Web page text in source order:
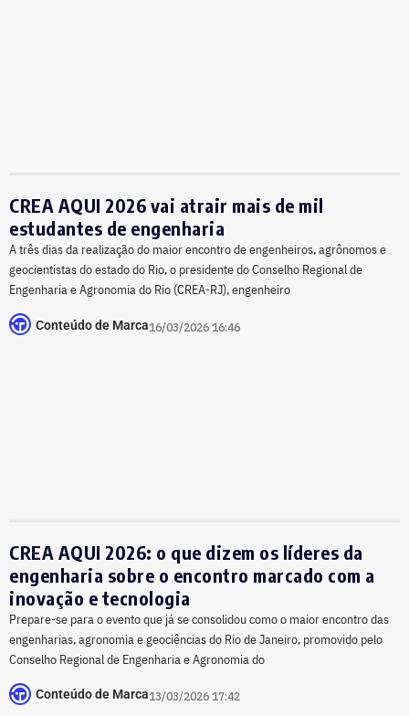
CREA AQUI 2026 vai atrair mais de mil
estudantes de engenharia
A três dias da realização do maior encontro de engenheiros, agrônomos e
geocientistas do estado do Rio, o presidente do Conselho Regional de
Engenharia e Agronomia do Rio (CREA-RJ), engenheiro
Conteúdo de Marca16/03/2026 16:46
CREA AQUI 2026: o que dizem os líderes da
engenharia sobre o encontro marcado com a
inovação e tecnologia
​Prepare-se para o evento que já se consolidou como o maior encontro das
engenharias, agronomia e geociências do Rio de Janeiro, promovido pelo
Conselho Regional de Engenharia e Agronomia do
Conteúdo de Marca13/03/2026 17:42